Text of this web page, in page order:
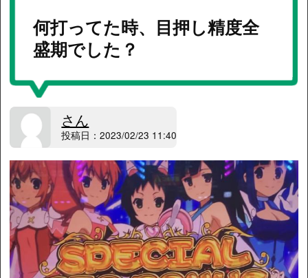
何打ってた時、目押し精度全
盛期でした？
さん
投稿日：2023/02/23 11:40